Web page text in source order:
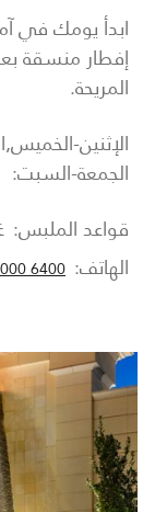
إفطار منسقة
المريحة.
الإثنين-
الجمعة-السبت:
قواعد الملبس:
الهاتف: 6400